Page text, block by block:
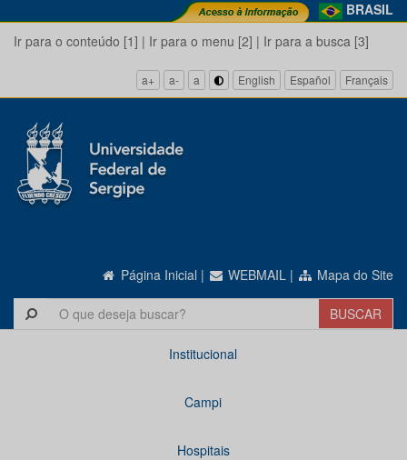
BRASIL
Ir para o conteúdo [1] | Ir para o menu [2] | Ir para a busca [3]
a+ a- a English Español Français
Página Inicial | WEBMAIL | Mapa do Site
Institucional
Campi
Hospitais